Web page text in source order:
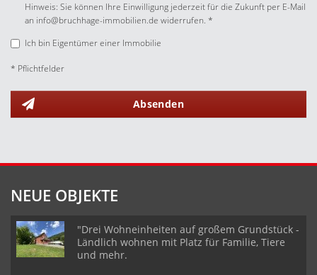
Hinweis: Sie können Ihre Einwilligung jederzeit für die Zukunft per E-Mail
an info@bruchhage-immobilien.de widerrufen. *
Ich bin Eigentümer einer Immobilie
* Pflichtfelder
Absenden
NEUE OBJEKTE
"Drei Wohneinheiten auf großem Grundstück -
Ländlich wohnen mit Platz für Familie, Tiere
und mehr.